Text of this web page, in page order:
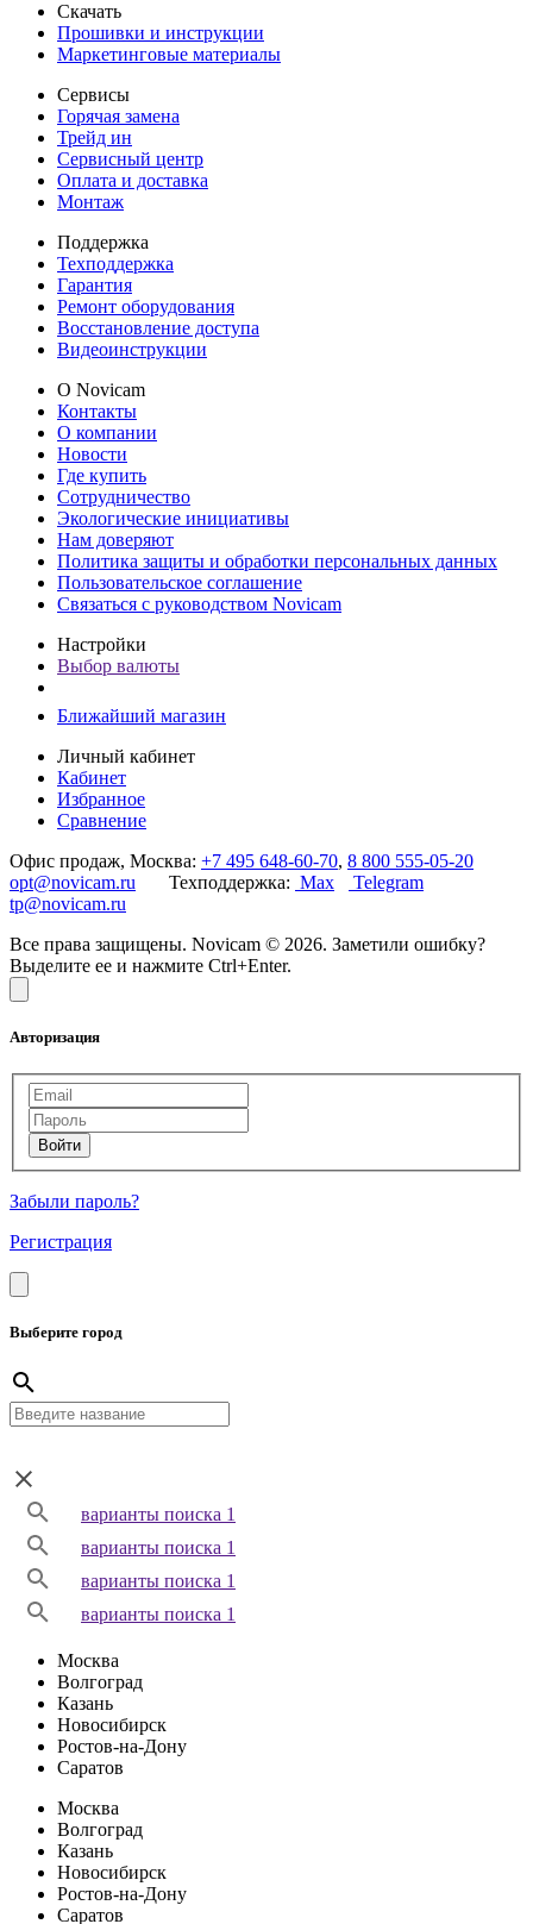
Скачать
Прошивки и инструкции
Маркетинговые материалы
Сервисы
Горячая замена
Трейд ин
Сервисный центр
Оплата и доставка
Монтаж
Поддержка
Техподдержка
Гарантия
Ремонт оборудования
Восстановление доступа
Видеоинструкции
О Novicam
Контакты
О компании
Новости
Где купить
Сотрудничество
Экологические инициативы
Нам доверяют
Политика защиты и обработки персональных данных
Пользовательское соглашение
Связаться с руководством Novicam
Настройки
Выбор валюты
Ближайший магазин
Личный кабинет
Кабинет
Избранное
Сравнение
Офис продаж, Москва: +7 495 648-60-70, 8 800 555-05-20
opt@novicam.ru Техподдержка: Max
Telegram
tp@novicam.ru
Все права защищены. Novicam © 2026. Заметили ошибку?
Выделите ее и нажмите Ctrl+Enter.
Авторизация
Забыли пароль?
Регистрация
Выберите город
варианты поиска 1
варианты поиска 1
варианты поиска 1
варианты поиска 1
Москва
Волгоград
Казань
Новосибирск
Ростов-на-Дону
Саратов
Москва
Волгоград
Казань
Новосибирск
Ростов-на-Дону
Саратов